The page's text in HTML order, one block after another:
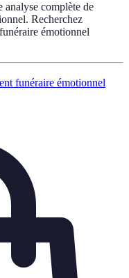
analyse complète de
Recherchez
émotionnel
funéraire émotionnel